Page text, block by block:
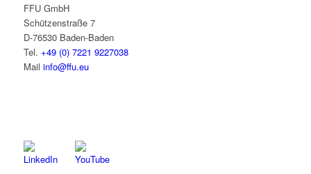
FFU GmbH
Schützenstraße 7
D-76530 Baden-Baden
Tel. +49 (0) 7221 9227038
Mail info@ffu.eu